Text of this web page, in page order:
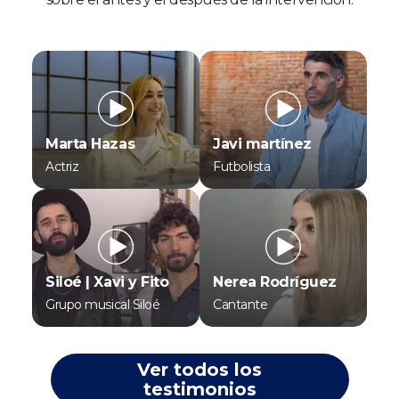
Marta Hazas
Actriz
Javi martínez
Futbolista
Siloé | Xavi y Fito
Grupo musical Siloé
Nerea Rodríguez
Cantante
Ver todos los
testimonios